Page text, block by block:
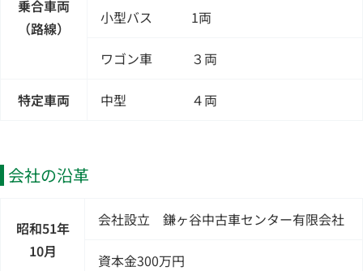
乗合車両
（路線）
小型バス 1両
ワゴン車 ３両
特定車両 中型 ４両
会社の沿革
昭和51年
10月
会社設立 鎌ヶ谷中古車センター有限会社
資本金300万円